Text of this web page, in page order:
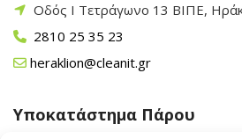
Οδός Ι Τετράγωνο 13 ΒΙΠΕ,
2810 25 35 23
heraklion@cleanit.gr
Υποκατάστημα Πάρου